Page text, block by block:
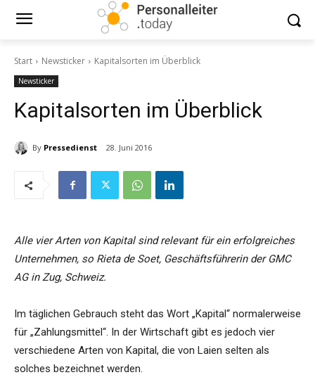
Start Newsticker Kapitalsorten im Überblick
Newsticker
Kapitalsorten im Überblick
By Pressedienst 28. Juni 2016
Alle vier Arten von Kapital sind relevant für ein erfolgreiches
Unternehmen, so Rieta de Soet, Geschäftsführerin der GMC
AG in Zug, Schweiz.
Im täglichen Gebrauch steht das Wort „Kapital“ normalerweise
für „Zahlungsmittel“. In der Wirtschaft gibt es jedoch vier
verschiedene Arten von Kapital, die von Laien selten als
solches bezeichnet werden.